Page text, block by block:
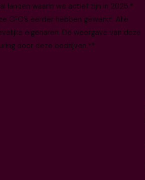
landen waarin we actief zijn in 2025.*
CFO’s eerder hebben gewerkt. Alle
eigenaren. De weergave van deze
door deze bedrijven.**